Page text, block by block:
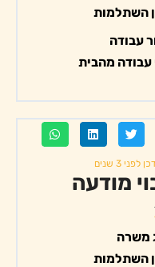
השתלמות
עבודה
עבודה מהבית
לפני 3 שנים
מודעה
משרה
השתלמות